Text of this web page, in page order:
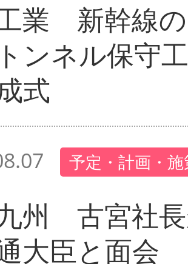
業 新幹線
ネル保守
式
予定・計画・
州 古宮社
大臣と面会